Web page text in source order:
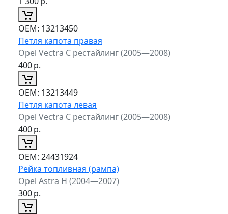
ОЕМ: 13213450
Петля капота правая
Opel Vectra C рестайлинг (2005—2008)
400р.
ОЕМ: 13213449
Петля капота левая
Opel Vectra C рестайлинг (2005—2008)
400р.
ОЕМ: 24431924
Рейка топливная (рампа)
Opel Astra H (2004—2007)
300р.